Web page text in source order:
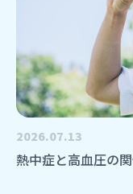
2026.07.13
熱中症と高血圧の